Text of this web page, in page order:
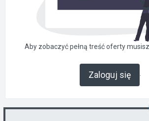
Aby zobaczyć pełną treść oferty
Zaloguj się .